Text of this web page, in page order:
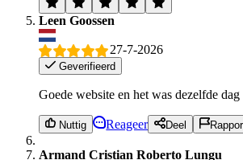
Leen Goossen
27-7-2026
Geverifieerd
Goede website en het was dezelfde
Nuttig Reageer Deel
Armand Cristian Roberto Lungu